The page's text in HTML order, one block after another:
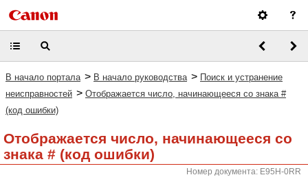
В начало портала > В начало руководства > Поиск и устранение
неисправностей > Отображается число, начинающееся со знака #
(код ошибки)
Отображается число, начинающееся со
знака # (код ошибки)
Номер документа: E95H-0RR